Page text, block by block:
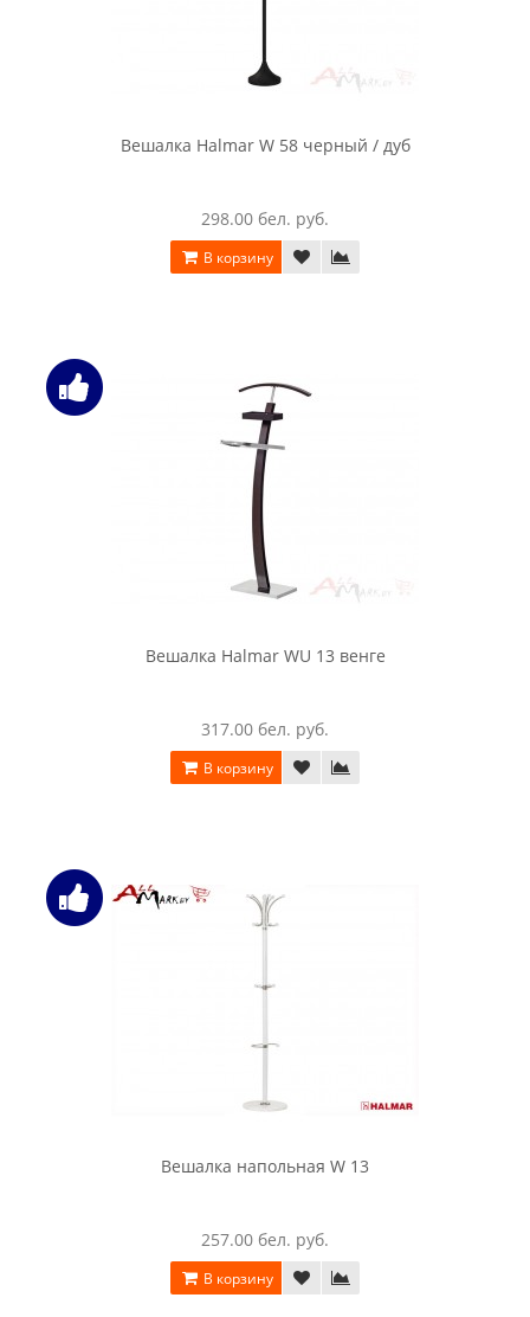
Вешалка Halmar W 58 черный / дуб
298.00 бел. руб.
В корзину
Вешалка Halmar WU 13 венге
317.00 бел. руб.
В корзину
Вешалка напольная W 13
257.00 бел. руб.
В корзину